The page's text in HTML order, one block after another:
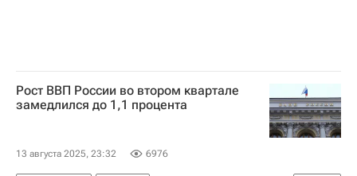
Рост ВВП России во втором квартале
замедлился до 1,1 процента
13 августа 2025, 23:32 6976